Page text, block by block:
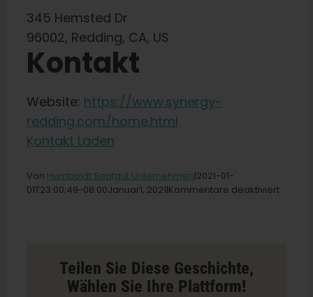
Erhaltung der karibischen Genetik
Kontakt
Shop
Deutsch
Suche
345 Hemsted Dr
96002, Redding, CA, US
Kontakt
Website: https://www.synergy-
redding.com/home.html
Kontakt Laden
Von Humboldt Saatgut Unternehmen|2021-01-
01T23:00:49-08:00Januar1, 2021|Kommentare deaktiviertfür
Teilen Sie Diese Geschichte,
Wählen Sie Ihre Plattform!